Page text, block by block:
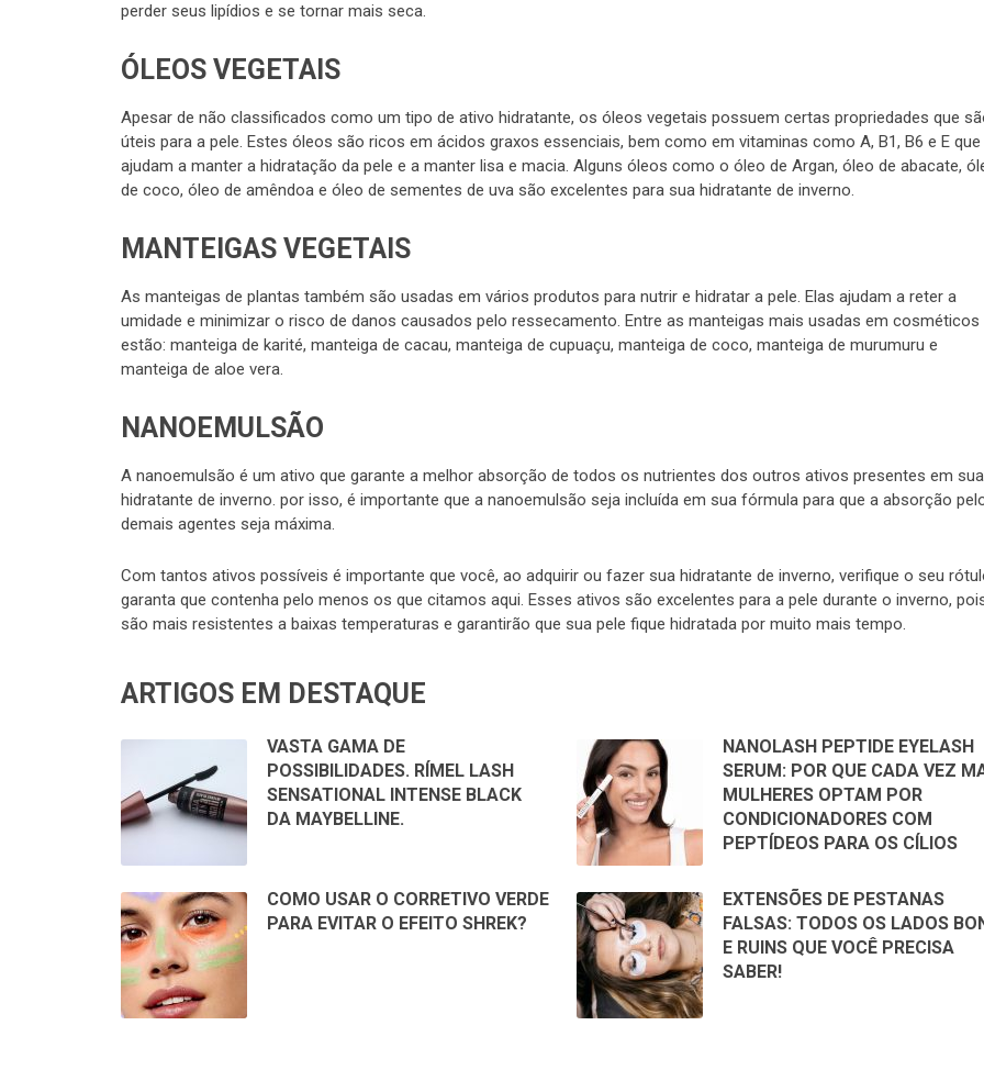
perder seus lipídios e se tornar mais seca.
ÓLEOS VEGETAIS
Apesar de não classificados como um tipo de ativo hidratante, os óleos vegetais possuem certas propriedades que
úteis para a pele. Estes óleos são ricos em ácidos graxos essenciais, bem como em vitaminas como A, B1, B6 e E que
ajudam a manter a hidratação da pele e a manter lisa e macia. Alguns óleos como o óleo de Argan, óleo de abacate,
de coco, óleo de amêndoa e óleo de sementes de uva são excelentes para sua hidratante de inverno.
MANTEIGAS VEGETAIS
As manteigas de plantas também são usadas em vários produtos para nutrir e hidratar a pele. Elas ajudam a reter a
umidade e minimizar o risco de danos causados pelo ressecamento. Entre as manteigas mais usadas em cosméticos
estão: manteiga de karité, manteiga de cacau, manteiga de cupuaçu, manteiga de coco, manteiga de murumuru e
manteiga de aloe vera.
NANOEMULSÃO
A nanoemulsão é um ativo que garante a melhor absorção de todos os nutrientes dos outros ativos presentes em sua
hidratante de inverno. por isso, é importante que a nanoemulsão seja incluída em sua fórmula para que a absorção
demais agentes seja máxima.
Com tantos ativos possíveis é importante que você, ao adquirir ou fazer sua hidratante de inverno, verifique o seu
garanta que contenha pelo menos os que citamos aqui. Esses ativos são excelentes para a pele durante o inverno,
são mais resistentes a baixas temperaturas e garantirão que sua pele fique hidratada por muito mais tempo.
ARTIGOS EM DESTAQUE
VASTA GAMA DE
POSSIBILIDADES. RÍMEL LASH
SENSATIONAL INTENSE BLACK
DA MAYBELLINE.
NANOLASH PEPTIDE EYELASH
SERUM: POR QUE CADA VEZ
MULHERES OPTAM POR
CONDICIONADORES COM
PEPTÍDEOS PARA OS CÍLIOS
COMO USAR O CORRETIVO VERDE
PARA EVITAR O EFEITO SHREK?
EXTENSÕES DE PESTANAS
FALSAS: TODOS OS LADOS
E RUINS QUE VOCÊ PRECISA
SABER!